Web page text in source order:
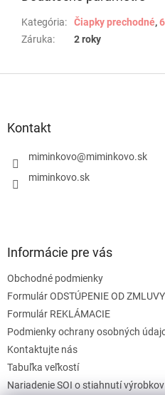
Kategória: Čiapky prechodné,
Záruka: 2 roky
Kontakt
miminkovo@miminkovo.sk
miminkovo.sk
Informácie pre vás
Obchodné podmienky
Formulár ODSTÚPENIE OD ZMLUVY
Formulár REKLÁMACIE
Podmienky ochrany osobných
Kontaktujte nás
Tabuľka veľkostí
Nariadenie SOI o stiahnutí výrobkov